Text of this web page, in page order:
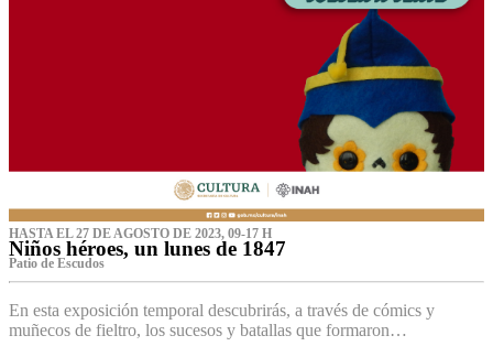
HASTA EL 27 DE AGOSTO DE 2023, 09-17 H
Niños héroes, un lunes de 1847
Patio de Escudos
En esta exposición temporal descubrirás, a través de cómics y
muñecos de fieltro, los sucesos y batallas que formaron…